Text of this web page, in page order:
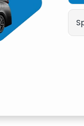
medan lebih